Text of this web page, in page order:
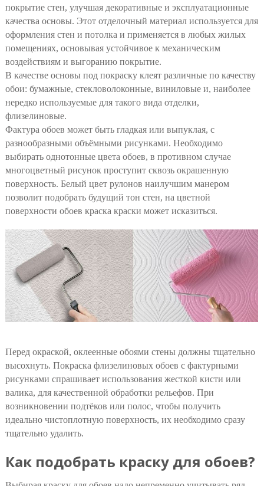
покрытие стен, улучшая декоративные и эксплуатационные
качества основы. Этот отделочный материал используется для
оформления стен и потолка и применяется в любых жилых
помещениях, основывая устойчивое к механическим
воздействиям и выгоранию покрытие.
В качестве основы под покраску клеят различные по качеству
обои: бумажные, стекловолоконные, виниловые и, наиболее
нередко используемые для такого вида отделки,
флизелиновые.
Фактура обоев может быть гладкая или выпуклая, с
разнообразными объёмными рисунками. Необходимо
выбирать однотонные цвета обоев, в противном случае
многоцветный рисунок проступит сквозь окрашенную
поверхность. Белый цвет рулонов наилучшим манером
позволит подобрать будущий тон стен, на цветной
поверхности обоев краска краски может исказиться.
Перед окраской, оклеенные обоями стены должны тщательно
высохнуть. Покраска флизелиновых обоев с фактурными
рисунками спрашивает использования жесткой кисти или
валика, для качественной обработки рельефов. При
возникновении подтёков или полос, чтобы получить
идеально чистоплотную поверхность, их необходимо сразу
тщательно удалить.
Как подобрать краску для обоев?